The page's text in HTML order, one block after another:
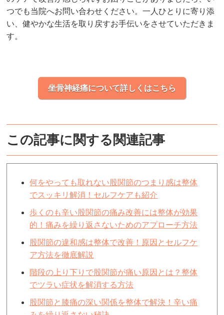
つでも当院へお問い合わせください。一人ひとりに寄り添
い、健やかな生活を取り戻すお手伝いをさせていただきま
す。
坐骨神経痛について詳しくはこちら
この記事に関する関連記事
何をやっても取れない股関節のつまり感は整体
でスッキリ解消！セルフケアも紹介
歩くのも辛い股関節の痛み改善には整体が効果
的！痛みを繰り返さないためのアプローチ方法
股関節の違和感は整体で改善！原因とセルフケ
ア方法を徹底解説
階段の上り下りで股関節が痛い原因とは？整体
でツラい症状を解消する方法
股関節と膝痛の深い関係を整体で解決！辛い痛